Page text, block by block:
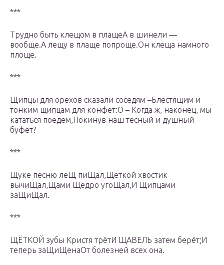
***
Трудно быть клещом в плащеА в шинели —
вообще.А лещу в плаще попроще.Он клеща намного
площе.
***
Щипцы для орехов сказали соседям –Блестящим и
тонким щипцам для конфет:О – Когда ж, наконец, мы
кататься поедем,Покинув наш тесный и душный
буфет?
***
Щуке песню леЩ пиЩал,Щеткой хвостик
вычиЩал,Щами Щедро угоЩал,И Щипцами
заЩиЩал.
***
ЩЁТКОЙ зубы Кристя трётИ ЩАВЕЛЬ затем берёт;И
теперь заЩиЩенаОт болезней всех она.